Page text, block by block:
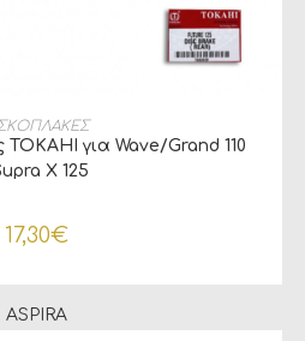
ΣΤΟ ΚΑΛΆΘΙ
για Wave/Grand 110
X 125
17,30€
ASPIRA